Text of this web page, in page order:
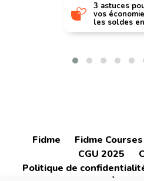
3 astuces
vos
les soldes
Fidme Fidme Courses
CGU 2025
Politique de